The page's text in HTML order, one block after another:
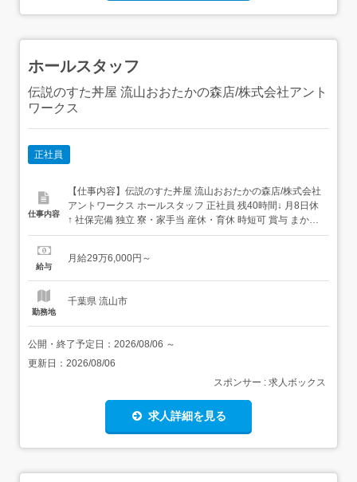
ホールスタッフ
伝説のすた丼屋 流山おおたかの森店/株式会社アント
ワークス
正社員
仕事内容
【仕事内容】伝説のすた丼屋 流山おおたかの森店/株式会社
アントワークス ホールスタッフ 正社員 残40時間↓ 月8日休
↑ 社保完備 独立 寮・家⼿当 産休・育休 時短可 賞与 まかな
いあり 求人情報掲載期間:2026/07/09～2026/08/13 求人情
県 流山市 おおたかの森北1-1-1 T...
給与
月給29万6,000円～
勤務地
千葉県 流山市
公開・終了予定日： 2026/08/06 ～
更新日： 2026/08/06
スポンサー : 求人ボックス
求人詳細を見る